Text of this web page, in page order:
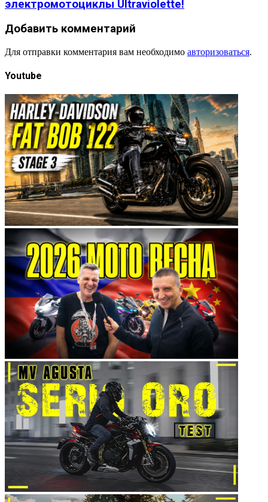
электромотоциклы Ultraviolette!
Добавить комментарий
Для отправки комментария вам необходимо авторизоваться.
Youtube